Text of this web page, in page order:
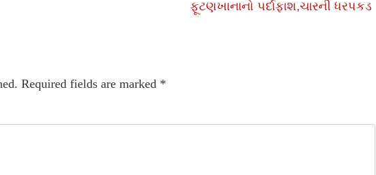
ફૂટણખાનાનો પર્દાફાશ,ચારની ધરપકડ
Required fields are marked *